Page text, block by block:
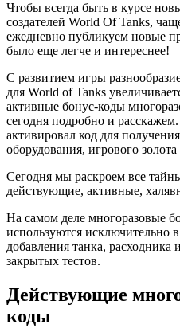
Чтобы всегда быть в курсе
создателей World Of Tanks,
ежедневно публикуем новые
было еще легче и интереснее!
С развитием игры
для World of Tanks
активные бонус-коды
сегодня подробно и
активировал код для
оборудования, игрового
Сегодня мы раскроем все
действующие, активные,
На самом деле многоразовые
используются исключительно
добавления танка, расходника
закрытых тестов.
Действующие
коды